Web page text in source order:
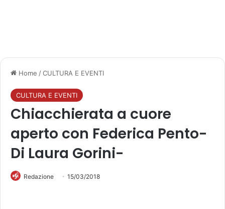
Home /CULTURA E EVENTI
CULTURA E EVENTI
Chiacchierata a cuore
aperto con Federica Pento-
Di Laura Gorini-
Redazione 15/03/2018